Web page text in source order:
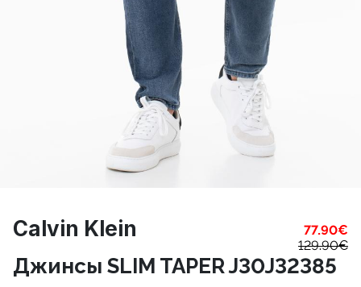
Calvin Klein 77.90€
129.90€
Джинсы SLIM TAPER J30J32385